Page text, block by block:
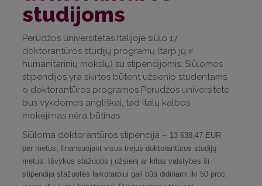
studijoms
Perudžos universitetas Italijoje siūlo 17
doktorantūros studijų programų (tarp jų ir
humanitarinių mokslų) su stipendijomis. Siūlomos
stipendijos yra skirtos būtent užsienio studentams,
o doktorantūros programos Perudžos universitete
bus vykdomos angliškai, tad italų kalbos
mokėjimas nėra būtinas.
Siūloma doktorantūros stipendija – 13 638,47 EUR
per metus, finansuojant visus trejus doktorantūros studijų
metus. Išvykus stažuotis į užsienį ar kitas valstybes ši
stipendija stažuotės laikotarpiui gali būti didinami iki 50 proc.